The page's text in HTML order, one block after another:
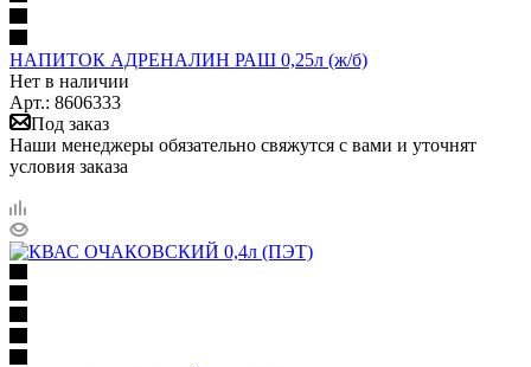
НАПИТОК АДРЕНАЛИН РАШ 0,25л (ж/б)
Нет в наличии
Арт.: 8606333
Под заказ
Наши менеджеры обязательно свяжутся с вами и уточнят
условия заказа